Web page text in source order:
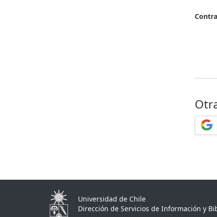
Universidad de Chile
Dirección de Servicios de Información y